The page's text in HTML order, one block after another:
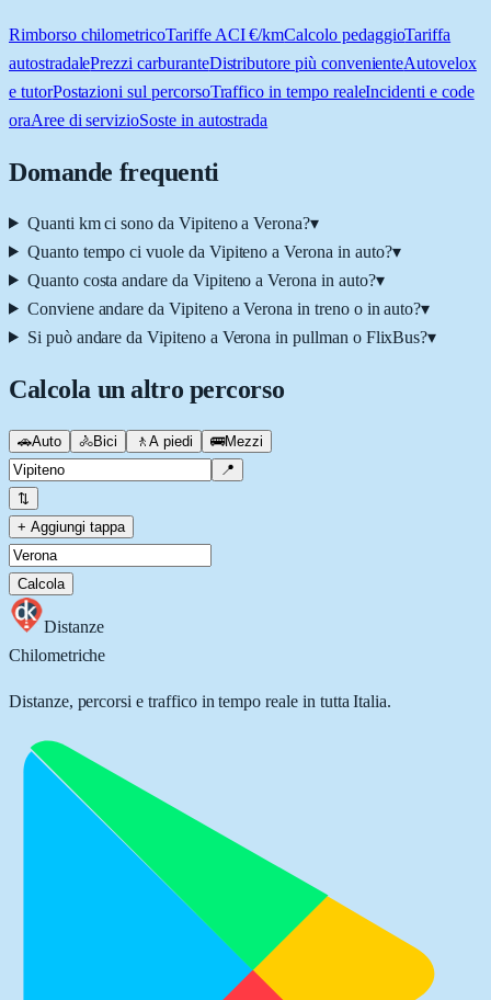
Rimborso chilometricoTariffe ACI €/kmCalcolo pedaggioTariffa
autostradalePrezzi carburanteDistributore più convenienteAutovelox
e tutorPostazioni sul percorsoTraffico in tempo realeIncidenti e code
oraAree di servizioSoste in autostrada
Domande frequenti
Quanti km ci sono da Vipiteno a Verona?▾
Quanto tempo ci vuole da Vipiteno a Verona in auto?▾
Quanto costa andare da Vipiteno a Verona in auto?▾
Conviene andare da Vipiteno a Verona in treno o in auto?▾
Si può andare da Vipiteno a Verona in pullman o FlixBus?▾
Calcola un altro percorso
🚗Auto 🚴Bici 🚶 A piedi 🚌Mezzi
📍
⇅
+ Aggiungi tappa
Calcola
Distanze
Chilometriche
Distanze, percorsi e traffico in tempo reale in tutta Italia.